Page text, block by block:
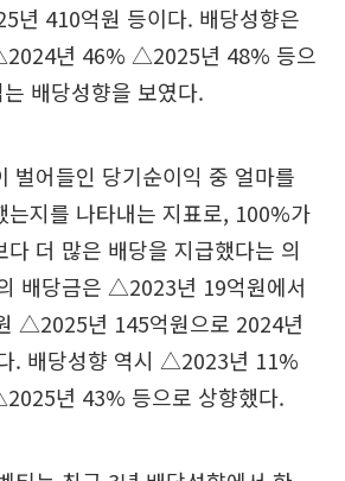
년 410억원 등이다. 배당성향은
년 46% △2025년 48% 등으
배당성향을 보였다.
벌어들인 당기순이익 중 얼마를
는지를 나타내는 지표로, 100%가
다 더 많은 배당을 지급했다는 의
배당금은 △2023년 19억원에서
△2025년 145억원으로 2024년
. 배당성향 역시 △2023년 11%
년 43% 등으로 상향했다.